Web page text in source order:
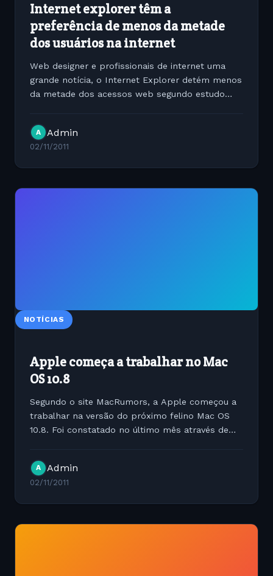
Internet explorer têm a
preferência de menos da metade
dos usuários na internet
Web designer e profissionais de internet uma
grande notícia, o Internet Explorer detém menos
da metade dos acessos web segundo estudo
de acessos vindos de...
A Admin
02/11/2011
NOTÍCIAS
Apple começa a trabalhar no Mac
OS 10.8
Segundo o site MacRumors, a Apple começou a
trabalhar na versão do próximo felino Mac OS
10.8. Foi constatado no último mês através de
versão 10.8 do...
A Admin
02/11/2011